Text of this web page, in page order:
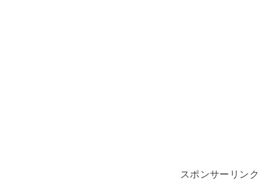
スポンサーリンク